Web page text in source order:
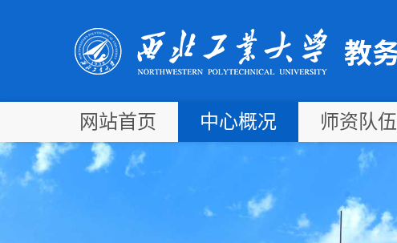
网站首页 中心概况 师资队伍